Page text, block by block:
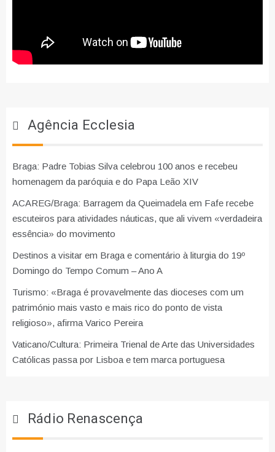
Agência Ecclesia
Braga: Padre Tobias Silva celebrou 100 anos e recebeu
homenagem da paróquia e do Papa Leão XIV
ACAREG/Braga: Barragem da Queimadela em Fafe recebe
escuteiros para atividades náuticas, que ali vivem «verdadeira
essência» do movimento
Destinos a visitar em Braga e comentário à liturgia do 19º
Domingo do Tempo Comum – Ano A
Turismo: «Braga é provavelmente das dioceses com um
património mais vasto e mais rico do ponto de vista
religioso», afirma Varico Pereira
Vaticano/Cultura: Primeira Trienal de Arte das Universidades
Católicas passa por Lisboa e tem marca portuguesa
Rádio Renascença